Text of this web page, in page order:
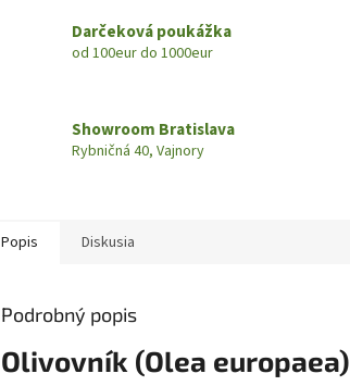
Darčeková poukážka
od 100eur do 1000eur
Showroom Bratislava
Rybničná 40, Vajnory
Popis Diskusia
Podrobný popis
Olivovník (Olea europaea)